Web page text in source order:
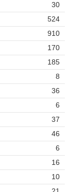
30
524
910
170
185
8
36
6
37
46
6
16
10